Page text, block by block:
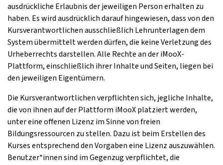
ausdrückliche Erlaubnis der jeweiligen Person erhalten zu
haben. Es wird ausdrücklich darauf hingewiesen, dass von den
Kursverantwortlichen ausschließlich Lehrunterlagen dem
System übermittelt werden dürfen, die keine Verletzung des
Urheberrechts darstellen. Alle Rechte an der iMooX-
Plattform, einschließlich ihrer Inhalte und Seiten, liegen bei
den jeweiligen Eigentümern.
Die Kursverantwortlichen verpflichten sich, jegliche Inhalte,
die von ihnen auf der Plattform iMooX platziert werden,
unter eine offenen Lizenz im Sinne von freien
Bildungsressourcen zu stellen. Dazu ist beim Erstellen des
Kurses entsprechend den Vorgaben eine Lizenz auszuwählen.
Benutzer*innen sind im Gegenzug verpflichtet, die